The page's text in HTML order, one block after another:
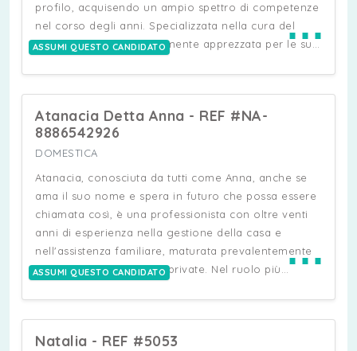
profilo, acquisendo un ampio spettro di competenze
nel corso degli anni. Specializzata nella cura del
guardaroba e particolarmente apprezzata per le sue
delle case, anche di ampie dimensioni. Inoltre, è
abile nella preparazione dei pasti per la famiglia e
gli ospiti. Carmen si presenta come una persona
affidabile, dai modi gentili, e ha dimostrato di saper
trasmettere la sua vasta esperienza e competenza
nel suo ruolo. La sua permanenza pluriennale
presso diverse famiglie è testimonianza della sua
professionalità e dedizione. Attualmente, Carmen è
alla ricerca di un impiego come domestica part-time
mattina per un massimo di 23 ore.
ASSUMI QUESTO CANDIDATO ⋯
Atanacia Detta Anna - REF #NA-
8886542926
DOMESTICA
Atanacia, conosciuta da tutti come Anna, anche se
ama il suo nome e spera in futuro che possa essere
chiamata così, è una professionista con oltre venti
anni di esperienza nella gestione della casa e
nell'assistenza familiare, maturata prevalentemente
a Roma presso famiglie private. Nel ruolo più
dell'assistenza ad anziani e bambini nella routine
quotidiana, della pianificazione della spesa nel
ASSUMI QUESTO CANDIDATO ⋯
Natalia - REF #5053